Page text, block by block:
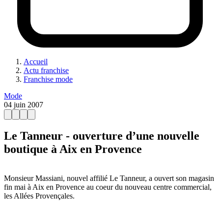
Accueil
Actu franchise
Franchise mode
Mode
04 juin 2007
Le Tanneur - ouverture d’une nouvelle
boutique à Aix en Provence
Monsieur Massiani, nouvel affilié Le Tanneur, a ouvert son magasin
fin mai à Aix en Provence au coeur du nouveau centre commercial,
les Allées Provençales.